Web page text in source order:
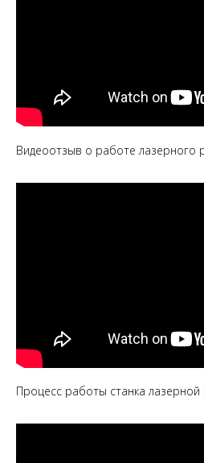
Видеоотзыв о работе лазерного
Процесс работы станка лазерной